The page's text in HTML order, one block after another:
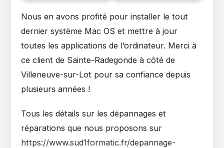
Nous en avons profité pour installer le tout
dernier système Mac OS et mettre à jour
toutes les applications de l’ordinateur. Merci à
ce client de Sainte-Radegonde à côté de
Villeneuve-sur-Lot pour sa confiance depuis
plusieurs années !
Tous les détails sur les dépannages et
réparations que nous proposons sur
https://www.sud1formatic.fr/depannage-